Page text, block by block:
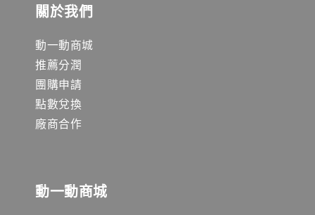
關於我們
動一動商城
推薦分潤
團購申請
點數兌換
廠商合作
動一動商城